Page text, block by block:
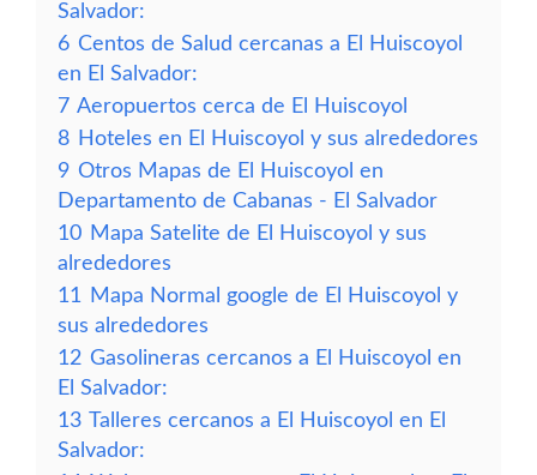
Salvador:
6 Centos de Salud cercanas a El Huiscoyol
en El Salvador:
7 Aeropuertos cerca de El Huiscoyol
8 Hoteles en El Huiscoyol y sus alrededores
9 Otros Mapas de El Huiscoyol en
Departamento de Cabanas - El Salvador
10 Mapa Satelite de El Huiscoyol y sus
alrededores
11
Mapa Normal google de El Huiscoyol y
sus alrededores
12 Gasolineras cercanos a El Huiscoyol en
El Salvador:
13 Talleres cercanos a El Huiscoyol en El
Salvador: